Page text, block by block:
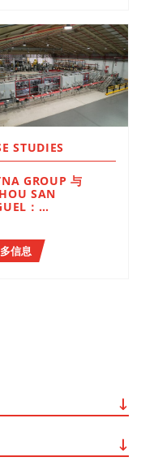
STUDIES
GROUP 与
SAN
：
信息